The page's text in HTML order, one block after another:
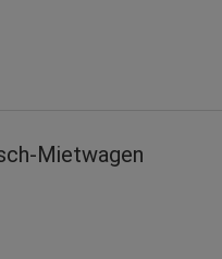
Mietwagen